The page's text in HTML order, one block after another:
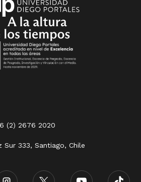
(2) 2676 2020
Sur 333, Santiago, Chile